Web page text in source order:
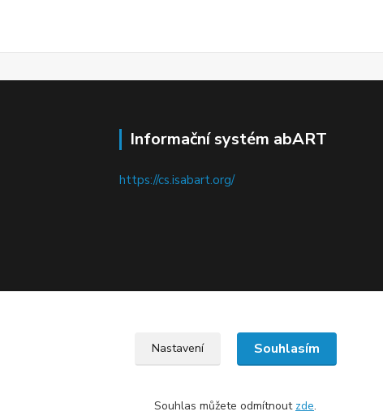
Informační systém abART
https://cs.isabart.org/
Upravit sběr cookies.
Nastavení Souhlasím
Souhlas můžete odmítnout zde.